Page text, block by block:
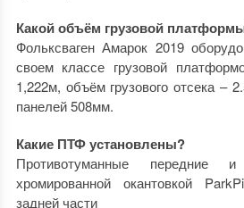
Какой объём грузовой
Фольксваген Амарок 2019
своем классе грузовой
1,222м, объём грузового отсека –
панелей 508мм.
Какие ПТФ установлены?
Противотуманные
хромированной окантовкой
задней части